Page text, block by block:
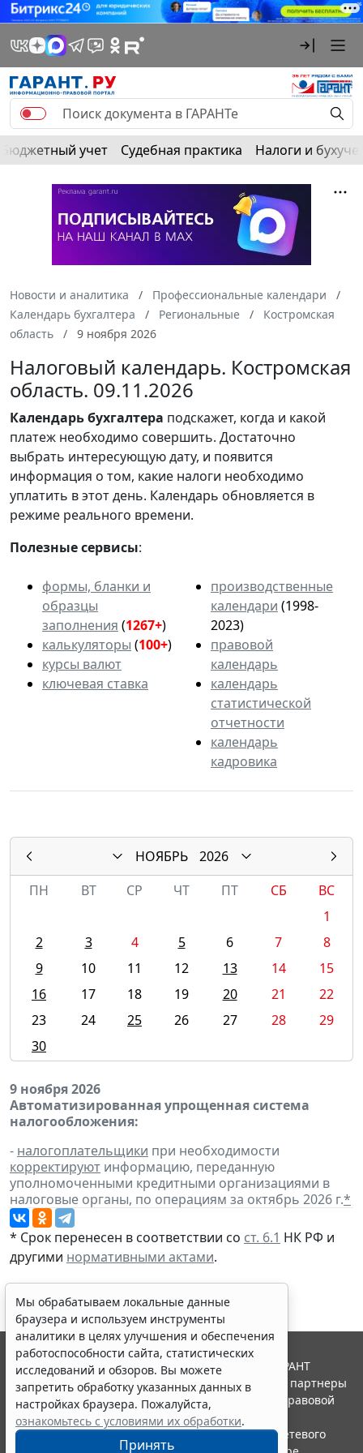
Бюджетный учет Судебная практика Налоги и
Новости и аналитика
Профессиональные календари
Календарь бухгалтера
Региональные
Костромская
область
9 ноября 2026
Налоговый календарь. Костромская
область. 09.11.2026
Календарьбухгалтера подскажет, когда и какой
платеж необходимо совершить. Достаточно
выбрать интересующую дату, и появится
информация о том, какие налоги необходимо
уплатить в этот день. Календарь обновляется в
режиме реального времени.
Полезные сервисы:
формы, бланки и
образцы
заполнения (1267+)
калькуляторы (100+)
курсы валют
ключевая ставка
производственные
календари (1998-
2023)
правовой
календарь
календарь
статистической
отчетности
календарь
кадровика
НОЯБРЬ
2026
ПН
ВТ СР ЧТ ПТ СБ
ВС
1
2
3 4 5 6 7
8
9
10 11 12 13 14
15
16
17 18 19 20 21
22
23
24 25 26 27 28
29
30
9 ноября 2026
Автоматизированная упрощенная система
налогообложения:
- налогоплательщики при необходимости
корректируют информацию, переданную
уполномоченными кредитными организациями в
налоговые органы, по операциям за октябрь 2026 г.*
* Срок перенесен в соответствии со ст. 6.1 НК РФ и
другими нормативными актами.
Мы обрабатываем локальные данные
браузера и используем инструменты
аналитики в целях улучшения и обеспечения
работоспособности сайта, статистических
исследований и обзоров. Вы можете
запретить обработку указанных данных в
настройках браузера. Пожалуйста,
ознакомьтесь с условиями их обработки.
Принять
© ООО "НПП "ГАРАНТ-СЕРВИС", 2026. Система ГАРАНТ
выпускается с 1990 года. Компания "Гарант" и ее партнеры
являются участниками Российской ассоциации правовой
информации ГАРАНТ.
Портал ГАРАНТ.РУ зарегистрирован в качестве сетевого